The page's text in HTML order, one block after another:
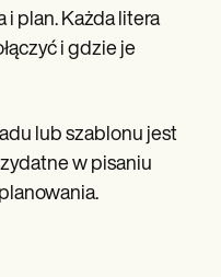
plan. Każda litera
i gdzie je
lub szablonu jest
w pisaniu